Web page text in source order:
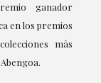
ganador
en los premios
más